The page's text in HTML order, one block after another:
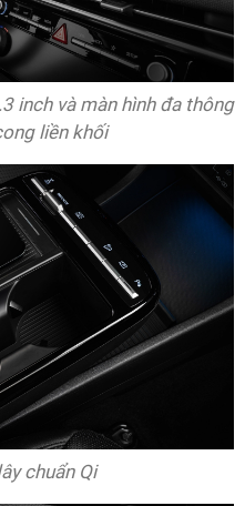
inch và màn hình đa thông
liền khối
chuẩn Qi